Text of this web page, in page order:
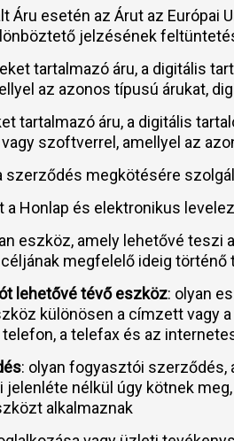
Áru esetén az Árut az
jelzésének
tartalmazó áru, a digitális
az azonos típusú árukat,
tartalmazó áru, a digitális
szoftverrel, amellyel az
szerződés megkötésére szolgál
a Honlap és elektronikus
eszköz, amely lehetővé teszi
megfelelő ideig
lehetővé tévő eszköz: olyan
különösen a címzett vagy
telefon, a telefax és az
: olyan fogyasztói
jelenléte nélkül úgy kötnek
alkalmaznak